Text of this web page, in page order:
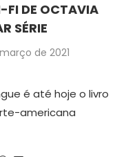
FI DE OCTAVIA
SÉRIE
de 2021
é até hoje o livro
americana